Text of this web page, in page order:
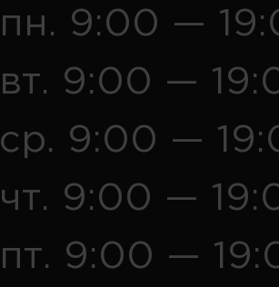
пн. 9:00 —
вт. 9:00 —
ср. 9:00 —
чт. 9:00 —
пт. 9:00 —